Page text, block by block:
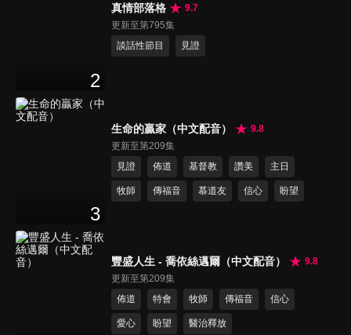
2
真情部落格
9.7
更新至第795集
談話性節目
見證
3
生命的贏家（中文配音）
9.8
更新至第209集
見證
佈道 基督教 讚美 主日
牧師 傳福音 慕道友 信心 盼望
豐盛人生 - 喬依絲邁爾（中文配音）
9.8
更新至第209集
佈道
特會 牧師 傳福音 信心
愛心 盼望 醫治釋放